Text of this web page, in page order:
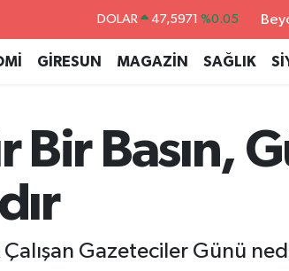
DOLAR 47,5971 %0.05
55,1336 %0.18
BİST100 13.703 %0
GİRESUN MAGAZİN SAĞLIK
Bir Basın,
Çalışan Gazeteciler Günü